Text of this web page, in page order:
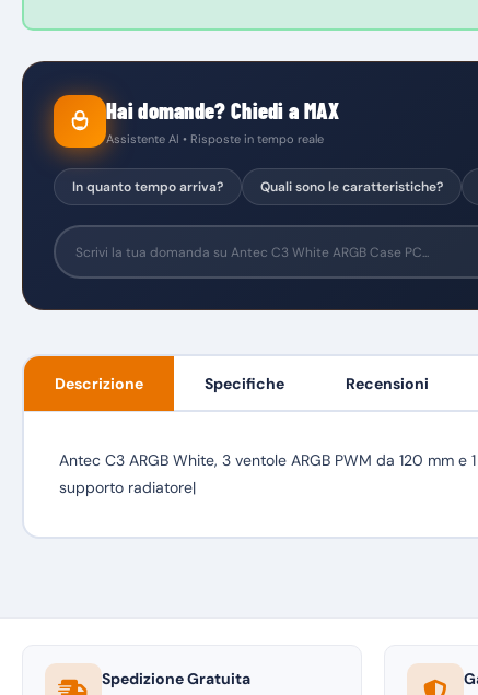
Hai domande? Chiedi a MAX
Assistente AI • Risposte in tempo reale
In quanto tempo arriva? Quali sono le caratteristiche?
Descrizione Specifiche Recensioni
Antec C3 ARGB White, 3 ventole ARGB PWM da 120 mm
supporto radiatore|
Spedizione Gratuita